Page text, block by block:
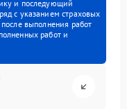
и последующий
с указанием страховых
выполнения работ
работ и